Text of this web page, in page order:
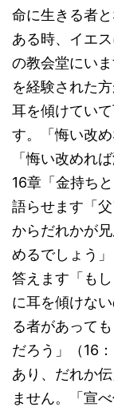
命に生きる者
ある時、イエ
の教会堂にい
を経験された
耳を傾けてい
す。「悔い改
「悔い改めれ
16章「金持ち
語らせます「
からだれかが
めるでしょう
答えます「も
に耳を傾けな
る者があって
だろう」（16
あり、だれか
ません。「宣